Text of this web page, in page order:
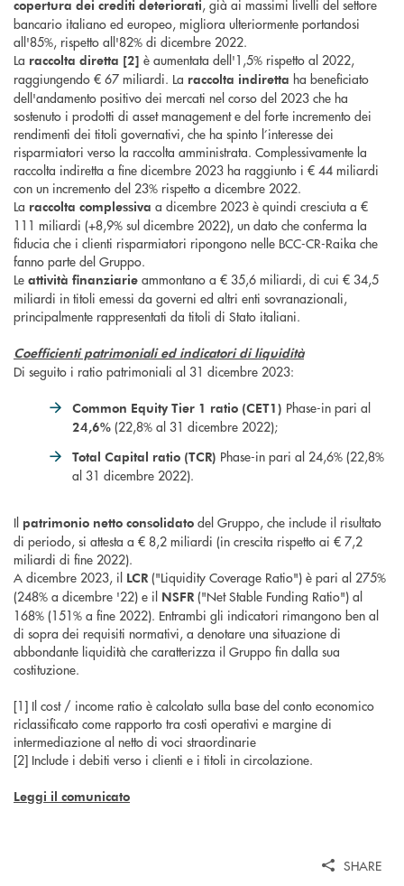
copertura dei crediti deteriorati, già ai massimi livelli del settore
bancario italiano ed europeo, migliora ulteriormente portandosi
all'85%, rispetto all'82% di dicembre 2022.
La raccolta diretta [2] è aumentata dell'1,5% rispetto al 2022,
raggiungendo € 67 miliardi. La raccolta indiretta ha beneficiato
dell'andamento positivo dei mercati nel corso del 2023 che ha
sostenuto i prodotti di asset management e del forte incremento dei
rendimenti dei titoli governativi, che ha spinto l’interesse dei
risparmiatori verso la raccolta amministrata. Complessivamente la
raccolta indiretta a fine dicembre 2023 ha raggiunto i € 44 miliardi
con un incremento del 23% rispetto a dicembre 2022.
La raccolta complessiva a dicembre 2023 è quindi cresciuta a €
111 miliardi (+8,9% sul dicembre 2022), un dato che conferma la
fiducia che i clienti risparmiatori ripongono nelle BCC-CR-Raika che
fanno parte del Gruppo.
Le attività finanziarie ammontano a € 35,6 miliardi, di cui € 34,5
miliardi in titoli emessi da governi ed altri enti sovranazionali,
principalmente rappresentati da titoli di Stato italiani.
Coefficienti patrimoniali ed indicatori di liquidità
Di seguito i ratio patrimoniali al 31 dicembre 2023:
Common Equity Tier 1 ratio (CET1) Phase-in pari al
24,6% (22,8% al 31 dicembre 2022);
Total Capital ratio (TCR) Phase-in pari al 24,6% (22,8%
al 31 dicembre 2022).
Il patrimonio netto consolidato del Gruppo, che include il risultato
di periodo, si attesta a € 8,2 miliardi (in crescita rispetto ai € 7,2
miliardi di fine 2022).
A dicembre 2023, il LCR ("Liquidity Coverage Ratio") è pari al 275%
(248% a dicembre '22) e il NSFR ("Net Stable Funding Ratio") al
168% (151% a fine 2022). Entrambi gli indicatori rimangono ben al
di sopra dei requisiti normativi, a denotare una situazione di
abbondante liquidità che caratterizza il Gruppo fin dalla sua
costituzione.
[1] Il cost / income ratio è calcolato sulla base del conto economico
riclassificato come rapporto tra costi operativi e margine di
intermediazione al netto di voci straordinarie
[2] Include i debiti verso i clienti e i titoli in circolazione.
Leggi il comunicato
SHARE